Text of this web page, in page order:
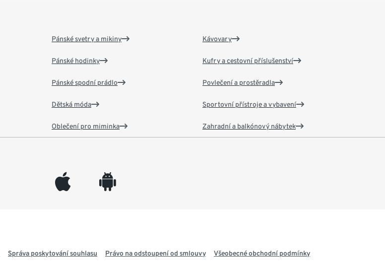
Pánské svetry a mikiny
Pánské hodinky
Pánské spodní prádlo
Dětská móda
Oblečení pro miminka
Kávovary
Kufry a cestovní příslušenství
Povlečení a prostěradla
Sportovní přístroje a vybavení
Zahradní a balkónový nábytek
appleinc android
Správa poskytování souhlasu Právo na odstoupení od smlouvy Všeobecné obchodní podmínky